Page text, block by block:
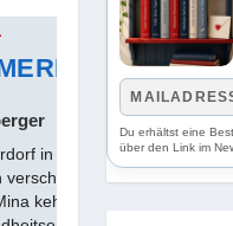
in Maine begegnen
kehrt nach
Du erhältst eine
über den Link im